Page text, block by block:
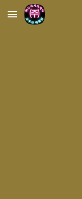
Skip to main content